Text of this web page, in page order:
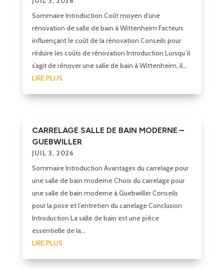
Sommaire Introduction Coût moyen d’une
rénovation de salle de bain à Wittenheim Facteurs
influençant le coût de la rénovation Conseils pour
réduire les coûts de rénovation Introduction Lorsqu’il
s’agit de rénover une salle de bain à Wittenheim, il...
LIRE PLUS
CARRELAGE SALLE DE BAIN MODERNE –
GUEBWILLER
JUIL 3, 2026
Sommaire Introduction Avantages du carrelage pour
une salle de bain moderne Choix du carrelage pour
une salle de bain moderne à Guebwiller Conseils
pour la pose et l’entretien du carrelage Conclusion
Introduction La salle de bain est une pièce
essentielle de la...
LIRE PLUS